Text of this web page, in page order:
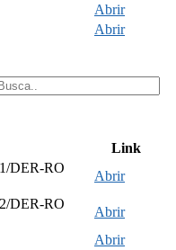
Abrir
Abrir
Link
DER-RO
Abrir
DER-RO
Abrir
Abrir